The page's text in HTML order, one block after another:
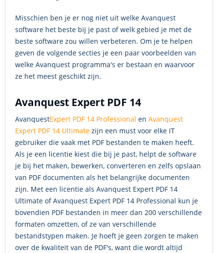
Misschien ben je er nog niet uit welke Avanquest
software het beste bij je past of welk gebied je met de
beste software zou willen verbeteren. Om je te helpen
geven de volgende secties je een paar voorbeelden van
welke Avanquest programma's er bestaan en waarvoor
ze het meest geschikt zijn.
Avanquest Expert PDF 14
AvanquestExpert PDF 14 Professional en Avanquest
Expert PDF 14 Ultimate zijn een must voor elke IT
gebruiker die vaak met PDF bestanden te maken heeft.
Als je een licentie kiest die bij je past, helpt de software
je bij het maken, bewerken, converteren en zelfs opslaan
van PDF documenten als het belangrijke documenten
zijn. Met een licentie als Avanquest Expert PDF 14
Ultimate of Avanquest Expert PDF 14 Professional kun je
bovendien PDF bestanden in meer dan 200 verschillende
formaten omzetten, of ze van verschillende
bestandstypen maken. Je hoeft je geen zorgen te maken
over de kwaliteit van de PDF's, want die wordt altijd